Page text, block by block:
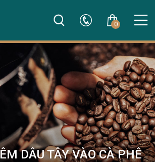
0
DÂU TÂY VÀO CÀ PHÊ